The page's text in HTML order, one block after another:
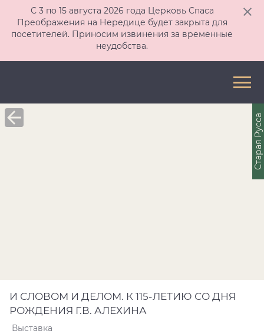
С 3 по 15 августа 2026 года Церковь Спаса
Преображения на Нередице будет закрыта для
посетителей. Приносим извинения за временные
неудобства.
И СЛОВОМ И ДЕЛОМ. К 115-ЛЕТИЮ СО ДНЯ
РОЖДЕНИЯ Г.В. АЛЕХИНА
Выставка
Старая Русса